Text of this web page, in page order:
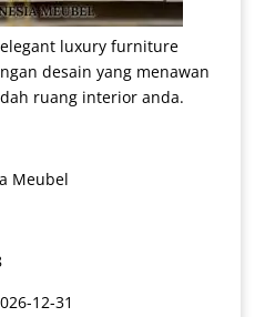
luxury furniture
desain yang menawan
ruang interior anda.
Meubel
12-31